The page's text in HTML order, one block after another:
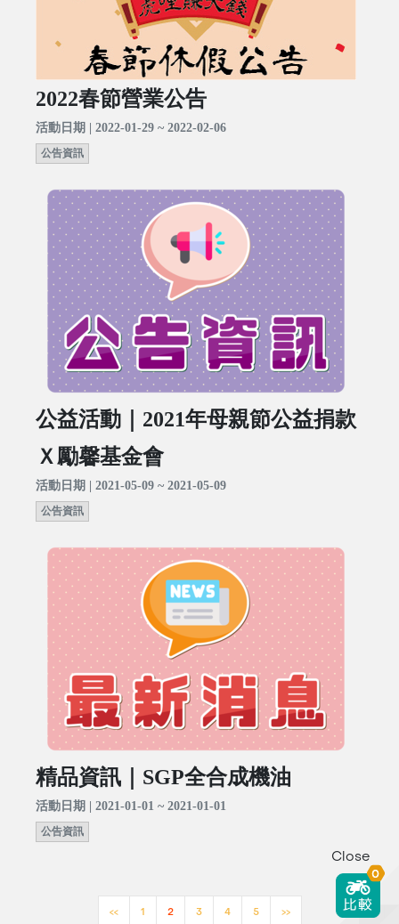
2022春節營業公告
活動日期 | 2022-01-29 ~ 2022-02-06
公告資訊
公益活動｜2021年母親節公益捐款
Ｘ勵馨基金會
活動日期 | 2021-05-09 ~ 2021-05-09
公告資訊
精品資訊｜SGP全合成機油
活動日期 | 2021-01-01 ~ 2021-01-01
公告資訊
<< 1 2 3 4 5 >>
Close
0